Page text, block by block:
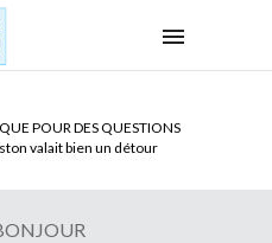
POUR DES QUESTIONS
valait bien un détour